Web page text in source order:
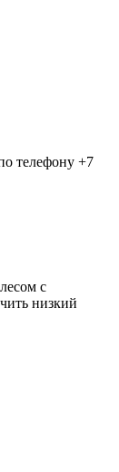
телефону +7
с
низкий